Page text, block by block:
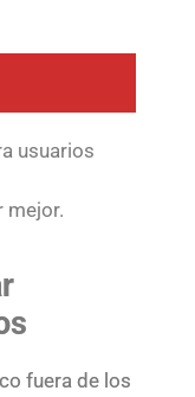
usuarios
mejor.
fuera de los